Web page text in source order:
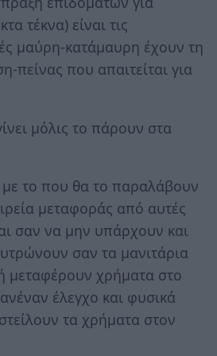
τέκνα) είναι τις
μαύρη-κατάμαυρη έχουν τη
πείνας που απαιτείται για
μόλις το πάρουν στα
με το που θα το παραλάβουν
μεταφοράς από αυτές
σαν να μην υπάρχουν και
σαν τα μανιτάρια
μεταφέρουν χρήματα στο
έλεγχο και φυσικά
τα χρήματα στον